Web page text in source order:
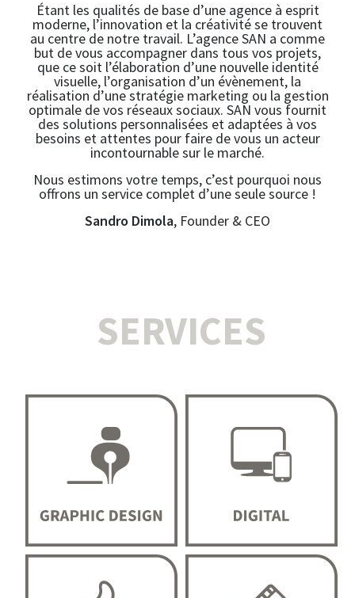
Étant les qualités de base d’une agence à esprit
moderne, l’innovation et la créativité se trouvent
au centre de notre travail. L’agence SAN a comme
but de vous accompagner dans tous vos projets,
que ce soit l’élaboration d’une nouvelle identité
visuelle, l’organisation d’un évènement, la
réalisation d’une stratégie marketing ou la gestion
optimale de vos réseaux sociaux. SAN vous fournit
des solutions personnalisées et adaptées à vos
besoins et attentes pour faire de vous un acteur
incontournable sur le marché.
Nous estimons votre temps, c’est pourquoi nous
offrons un service complet d’une seule source !
Sandro Dimola, Founder & CEO
SERVICES